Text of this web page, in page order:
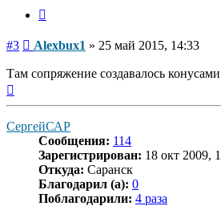
#3 Сообщение
Alexbux1 » 25 май 2015, 14:33
Там сопряжение создавалось
СергейСАР
Сообщения: 114
Зарегистрирован: 18 окт 2009,
Откуда: Саранск
Благодарил (а): 0
Поблагодарили: 4 раза